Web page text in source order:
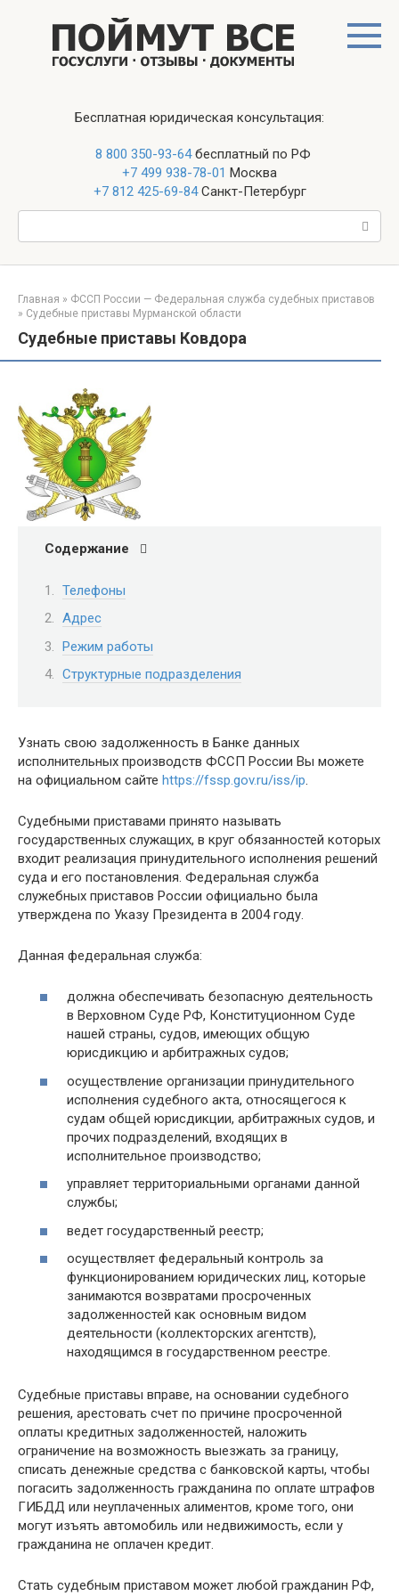
Бесплатная юридическая консультация:
8 800 350-93-64бесплатный по РФ
+7 499 938-78-01 Москва
+7 812 425-69-84Санкт-Петербург
Главная » ФССП России — Федеральная служба судебных приставов
» Судебные приставы Мурманской области
Судебные приставы Ковдора
Содержание
Телефоны
Адрес
Режим работы
Структурные подразделения
Узнать свою задолженность в Банке данных
исполнительных производств ФССП России Вы можете
на официальном сайте https://fssp.gov.ru/iss/ip
Судебными приставами принято называть
государственных служащих, в круг обязанностей которых
входит реализация принудительного исполнения решений
суда и его постановления. Федеральная служба
служебных приставов России официально была
утверждена по Указу Президента в 2004 году.
Данная федеральная служба:
должна обеспечивать безопасную деятельность
в Верховном Суде РФ, Конституционном Суде
нашей страны, судов, имеющих общую
юрисдикцию и арбитражных судов;
осуществление организации принудительного
исполнения судебного акта, относящегося к
судам общей юрисдикции, арбитражных судов, и
прочих подразделений, входящих в
исполнительное производство;
управляет территориальными органами данной
службы;
ведет государственный реестр;
осуществляет федеральный контроль за
функционированием юридических лиц, которые
занимаются возвратами просроченных
задолженностей как основным видом
деятельности (коллекторских агентств),
находящимся в государственном реестре.
Судебные приставы вправе, на основании судебного
решения, арестовать счет по причине просроченной
оплаты кредитных задолженностей, наложить
ограничение на возможность выезжать за границу,
списать денежные средства с банковской карты, чтобы
погасить задолженность гражданина по оплате штрафов
ГИБДД или неуплаченных алиментов, кроме того, они
могут изъять автомобиль или недвижимость, если у
гражданина не оплачен кредит.
Стать судебным приставом может любой гражданин РФ,